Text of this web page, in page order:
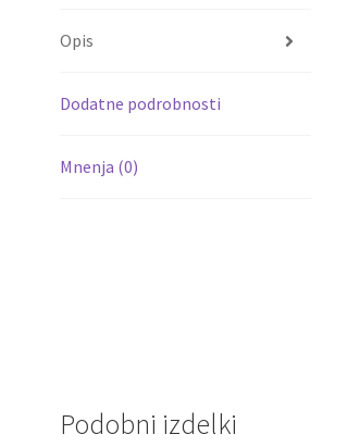
Opis
Dodatne podrobnosti
Mnenja (0)
Podobni izdelki